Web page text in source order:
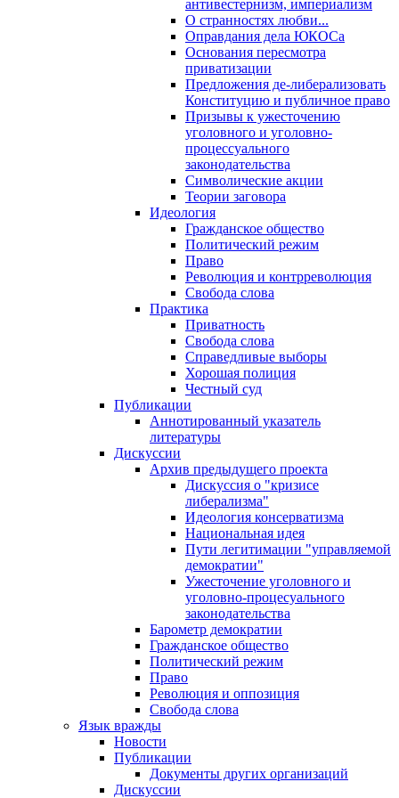
антивестернизм, империализм
О странностях любви...
Оправдания дела ЮКОСа
Основания пересмотра
приватизации
Предложения де-либерализовать
Конституцию и публичное право
Призывы к ужесточению
уголовного и уголовно-
процессуального
законодательства
Символические акции
Теории заговора
Идеология
Гражданское общество
Политический режим
Право
Революция и контрреволюция
Свобода слова
Практика
Приватность
Свобода слова
Справедливые выборы
Хорошая полиция
Честный суд
Публикации
Аннотированный указатель
литературы
Дискуссии
Архив предыдущего проекта
Дискуссия о "кризисе
либерализма"
Идеология консерватизма
Национальная идея
Пути легитимации "управляемой
демократии"
Ужесточение уголовного и
уголовно-процесуального
законодательства
Барометр демократии
Гражданское общество
Политический режим
Право
Революция и оппозиция
Свобода слова
Язык вражды
Новости
Публикации
Документы других организаций
Дискуссии